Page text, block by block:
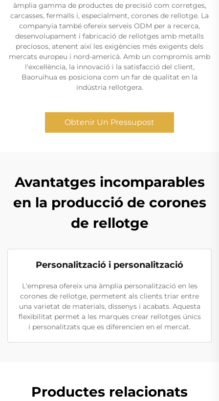
àmplia gamma de productes de precisió com corretges,
carcasses, fermalls i, especialment, corones de rellotge. La
companyia també ofereix serveis ODM per a recerca,
desenvolupament i fabricació de rellotges amb metalls
preciosos, atenent així les exigències més exigents dels
mercats europeu i nord-americà. Amb un compromís amb
l'excel·lència, la innovació i la satisfacció del client,
Baoruihua es posiciona com un far de qualitat en la
indústria rellotgera.
Obtenir Un Pressupost
Avantatges incomparables
en la producció de corones
de rellotge
Personalització i personalització
L'empresa ofereix una àmplia personalització en les
corones de rellotge, permetent als clients triar entre
una varietat de materials, dissenys i acabats. Aquesta
flexibilitat permet a les marques crear rellotges únics
i personalitzats que es diferencien en el mercat.
Productes relacionats